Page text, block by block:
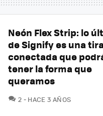
Neón Flex Strip: lo
de Signify es una tira
conectada que
tener la forma que
queramos
2 COMENTARIOS
HACE 3 AÑOS